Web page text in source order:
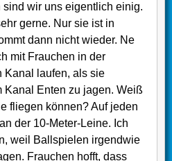
wir uns eigentlich einig.
gerne. Nur sie ist in
dann nicht wieder. Ne
mit Frauchen in der
Kanal laufen, als sie
Kanal Enten zu jagen. Weiß
fliegen können? Auf jeden
der 10-Meter-Leine. Ich
weil Ballspielen irgendwie
Frauchen hofft, dass